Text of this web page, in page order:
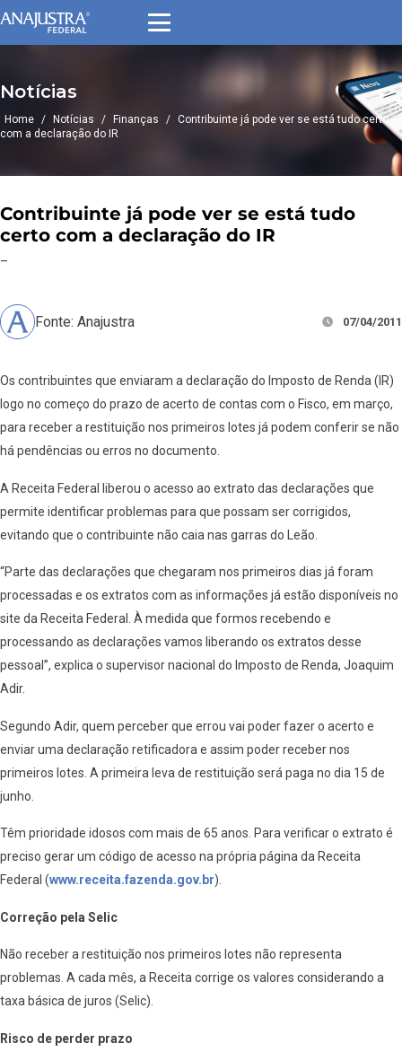
Notícias
Home / Notícias / Finanças / Contribuinte já pode ver se está tudo certo
com a declaração do IR
Contribuinte já pode ver se está tudo
certo com a declaração do IR
–
Fonte: Anajustra 07/04/2011
Os contribuintes que enviaram a declaração do Imposto de Renda (IR)
logo no começo do prazo de acerto de contas com o Fisco, em março,
para receber a restituição nos primeiros lotes já podem conferir se não
há pendências ou erros no documento.
A Receita Federal liberou o acesso ao extrato das declarações que
permite identificar problemas para que possam ser corrigidos,
evitando que o contribuinte não caia nas garras do Leão.
“Parte das declarações que chegaram nos primeiros dias já foram
processadas e os extratos com as informações já estão disponíveis no
site da Receita Federal. À medida que formos recebendo e
processando as declarações vamos liberando os extratos desse
pessoal”, explica o supervisor nacional do Imposto de Renda, Joaquim
Adir.
Segundo Adir, quem perceber que errou vai poder fazer o acerto e
enviar uma declaração retificadora e assim poder receber nos
primeiros lotes. A primeira leva de restituição será paga no dia 15 de
junho.
Têm prioridade idosos com mais de 65 anos. Para verificar o extrato é
preciso gerar um código de acesso na própria página da Receita
Federal (www.receita.fazenda.gov.br).
Correção pela Selic
Não receber a restituição nos primeiros lotes não representa
problemas. A cada mês, a Receita corrige os valores considerando a
taxa básica de juros (Selic).
Risco de perder prazo